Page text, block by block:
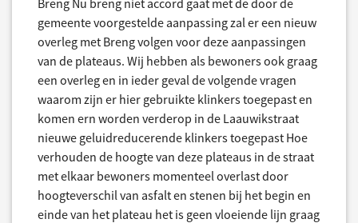
Breng Nu breng niet accord gaat met de door de
gemeente voorgestelde aanpassing zal er een nieuw
overleg met Breng volgen voor deze aanpassingen
van de plateaus. Wij hebben als bewoners ook graag
een overleg en in ieder geval de volgende vragen
waarom zijn er hier gebruikte klinkers toegepast en
komen ern worden verderop in de Laauwikstraat
nieuwe geluidreducerende klinkers toegepast Hoe
verhouden de hoogte van deze plateaus in de straat
met elkaar bewoners momenteel overlast door
hoogteverschil van asfalt en stenen bij het begin en
einde van het plateau het is geen vloeiende lijn graag